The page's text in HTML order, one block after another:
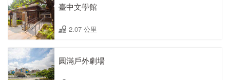
臺中文學館
2.07 公里
圓滿戶外劇場